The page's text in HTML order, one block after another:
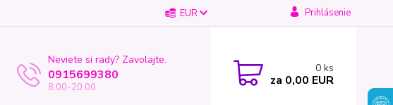
EUR Prihlásenie
Neviete si rady? Zavolajte.
0915699380
8.00-20.00
0 ks
za 0,00 EUR